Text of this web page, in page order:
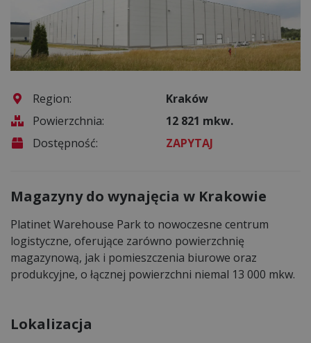
Region:
Kraków
Powierzchnia:
12 821 mkw.
Dostępność:
ZAPYTAJ
Magazyny do wynajęcia w Krakowie
Platinet Warehouse Park to nowoczesne centrum
logistyczne, oferujące zarówno powierzchnię
magazynową, jak i pomieszczenia biurowe oraz
produkcyjne, o łącznej powierzchni niemal 13 000 mkw.
Lokalizacja